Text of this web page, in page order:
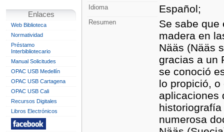
Enlaces
Web Biblioteca
Normatividad
Préstamo
Interbibliotecario
Manual Solicitudes
OPAC USB Medellín
OPAC USB Cartagena
OPAC USB Cali
Recursos Digitales
Libros Electrónicos
Idioma Español;
Resumen
Se sabe que
madera en
Nääs (Nääs
gracias a un
se conoció
lo propició,
aplicaciones
numerosa